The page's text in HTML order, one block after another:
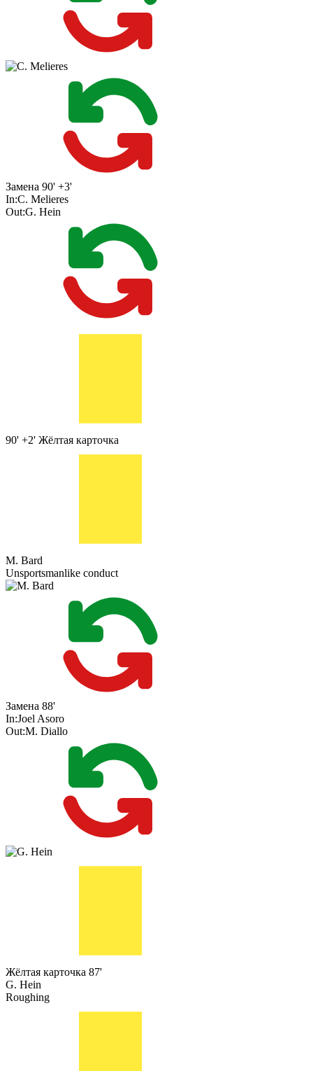
Замена 90' +3'
In:C. Melieres
Out:G. Hein
90' +2' Жёлтая карточка
M. Bard
Unsportsmanlike conduct
Замена 88'
In:Joel Asoro
Out:M. Diallo
Жёлтая карточка 87'
G. Hein
Roughing